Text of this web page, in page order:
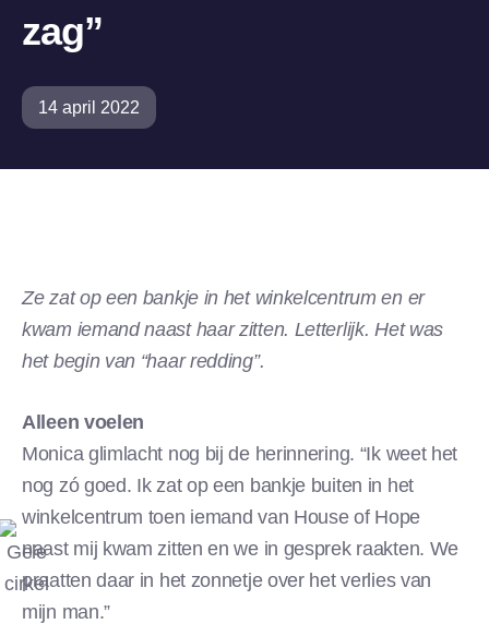
zag”
14 april 2022
Ze zat op een bankje in het winkelcentrum en er
kwam iemand naast haar zitten. Letterlijk. Het was
het begin van “haar redding”.
Alleen voelen
Monica glimlacht nog bij de herinnering. “Ik weet het
nog zó goed. Ik zat op een bankje buiten in het
winkelcentrum toen iemand van House of Hope
naast mij kwam zitten en we in gesprek raakten. We
praatten daar in het zonnetje over het verlies van
mijn man.”